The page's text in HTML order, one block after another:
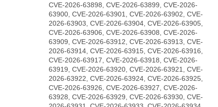
CVE-2026-63898, CVE-2026-63899, CVE-2026-
63900, CVE-2026-63901, CVE-2026-63902, CVE-
2026-63903, CVE-2026-63904, CVE-2026-63905,
CVE-2026-63906, CVE-2026-63908, CVE-2026-
63909, CVE-2026-63912, CVE-2026-63913, CVE-
2026-63914, CVE-2026-63915, CVE-2026-63916,
CVE-2026-63917, CVE-2026-63918, CVE-2026-
63919, CVE-2026-63920, CVE-2026-63921, CVE-
2026-63922, CVE-2026-63924, CVE-2026-63925,
CVE-2026-63926, CVE-2026-63927, CVE-2026-
63928, CVE-2026-63929, CVE-2026-63930, CVE-